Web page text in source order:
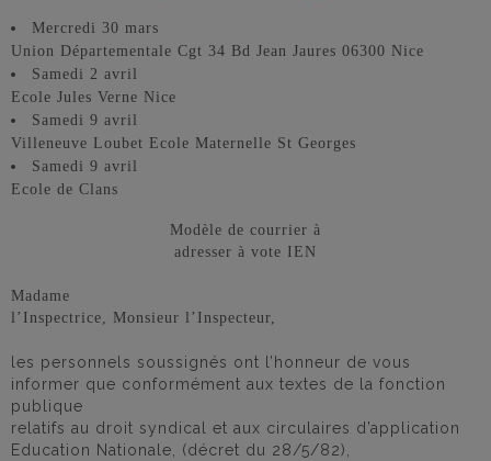
Mercredi 30 mars
Union Départementale Cgt 34 Bd Jean Jaures 06300 Nice
Samedi 2 avril
Ecole Jules Verne Nice
Samedi 9 avril
Villeneuve Loubet Ecole Maternelle St Georges
Samedi 9 avril
Ecole de Clans
Modèle de courrier à
adresser à vote IEN
Madame
l’Inspectrice, Monsieur l’Inspecteur,
les personnels soussignés ont l’honneur de vous
informer que conformément aux textes de la fonction
publique
relatifs au droit syndical et aux circulaires d’application
Education Nationale, (décret du 28/5/82),